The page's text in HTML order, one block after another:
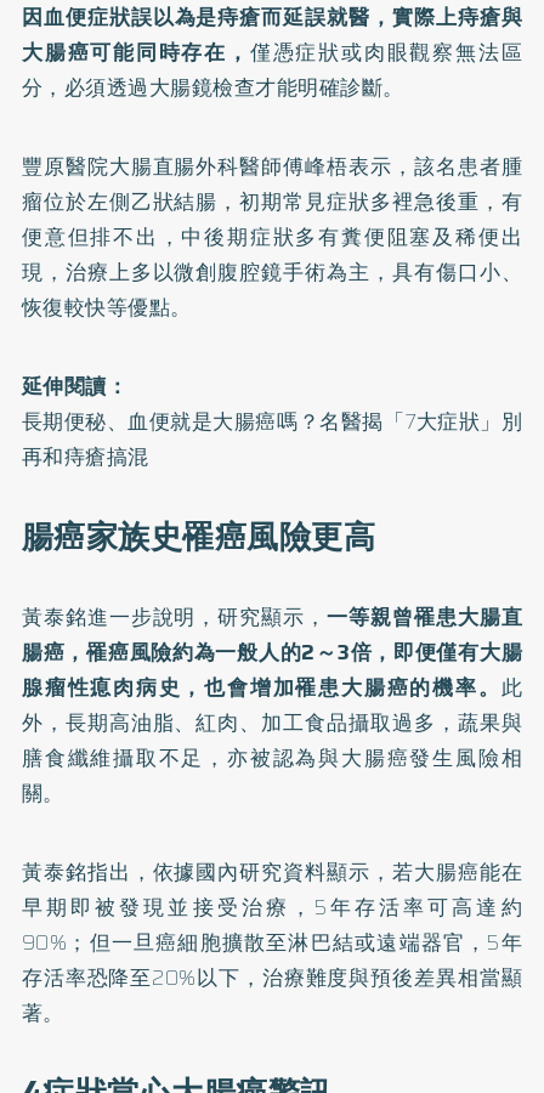
因血便症狀誤以為是痔瘡而延誤就醫，實際上痔瘡與
大腸癌可能同時存在， 僅憑症狀或肉眼觀察無法區
分，必須透過大腸鏡檢查才能明確診斷。
豐原醫院大腸直腸外科醫師傅峰梧表示，該名患者腫
瘤位於左側乙狀結腸，初期常見症狀多裡急後重，有
便意但排不出，中後期症狀多有糞便阻塞及稀便出
現，治療上多以微創腹腔鏡手術為主，具有傷口小、
恢復較快等優點。
延伸閱讀：
長期便秘、血便就是大腸癌嗎？名醫揭「7大症狀」別
再和痔瘡搞混
腸癌家族史罹癌風險更高
黃泰銘進一步說明，研究顯示，一等親曾罹患大腸直
腸癌，罹癌風險約為一般人的2～3倍，即便僅有大腸
腺瘤性瘜肉病史，也會增加罹患大腸癌的機率。 此
外，長期高油脂、紅肉、加工食品攝取過多，蔬果與
膳食纖維攝取不足，亦被認為與大腸癌發生風險相
關。
黃泰銘指出，依據國內研究資料顯示，若大腸癌能在
早期即被發現並接受治療，5年存活率可高達約
90%；但一旦癌細胞擴散至淋巴結或遠端器官，5年
存活率恐降至20%以下，治療難度與預後差異相當顯
著。